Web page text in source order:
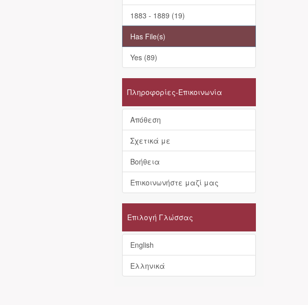
1883 - 1889 (19)
Has File(s)
Yes (89)
Πληροφορίες-Επικοινωνία
Απόθεση
Σχετικά με
Βοήθεια
Επικοινωνήστε μαζί μας
Επιλογή Γλώσσας
English
Ελληνικά